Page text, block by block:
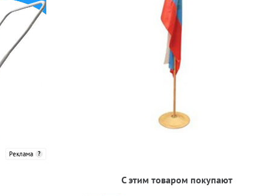
Реклама
С этим товаром покупают